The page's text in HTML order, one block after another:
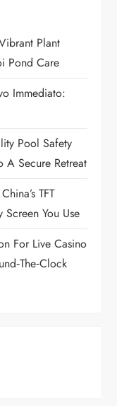
Plant
Pond Care
Immediato:
Pool Safety
A Secure Retreat
TFT
You Use
For Live Casino